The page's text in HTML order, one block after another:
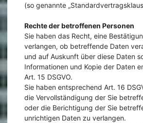
(so genannte
Rechte der betroffenen Personen
Sie haben das Recht, eine
verlangen, ob betreffende Daten
und auf Auskunft über diese Daten
Informationen und Kopie der Daten
Art. 15 DSGVO.
Sie haben entsprechend Art. 16
die Vervollständigung der Sie
oder die Berichtigung der Sie
unrichtigen Daten zu verlangen.